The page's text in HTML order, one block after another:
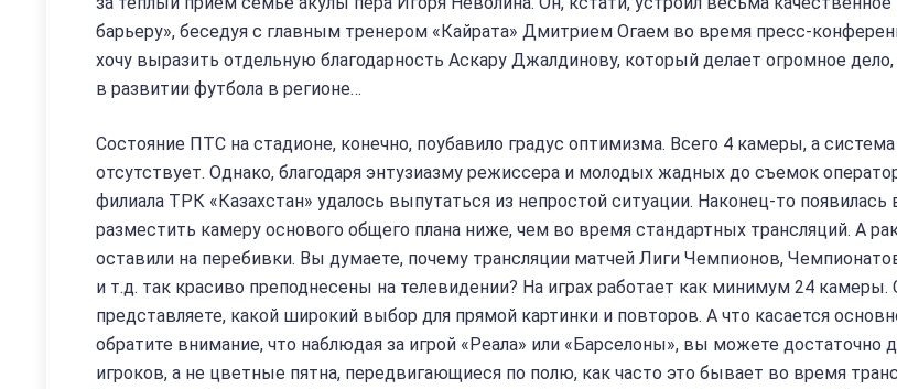
барьеру», беседуя с главным тренером «Кайрата» Дмитрием Огаем во время пресс-
хочу выразить отдельную благодарность Аскару Джалдинову, который делает огромное дело,
в развитии футбола в регионе…
Состояние ПТС на стадионе, конечно, поубавило градус оптимизма. Всего 4 камеры, а
отсутствует. Однако, благодаря энтузиазму режиссера и молодых жадных до съемок
филиала ТРК «Казахстан» удалось выпутаться из непростой ситуации. Наконец-то
разместить камеру основого общего плана ниже, чем во время стандартных трансляций. А
оставили на перебивки. Вы думаете, почему трансляции матчей Лиги Чемпионов,
и т.д. так красиво преподнесены на телевидении? На играх работает как минимум 24 камеры.
представляете, какой широкий выбор для прямой картинки и повторов. А что касается
обратите внимание, что наблюдая за игрой «Реала» или «Барселоны», вы можете достаточно
игроков, а не цветные пятна, передвигающиеся по полю, как часто это бывает во время